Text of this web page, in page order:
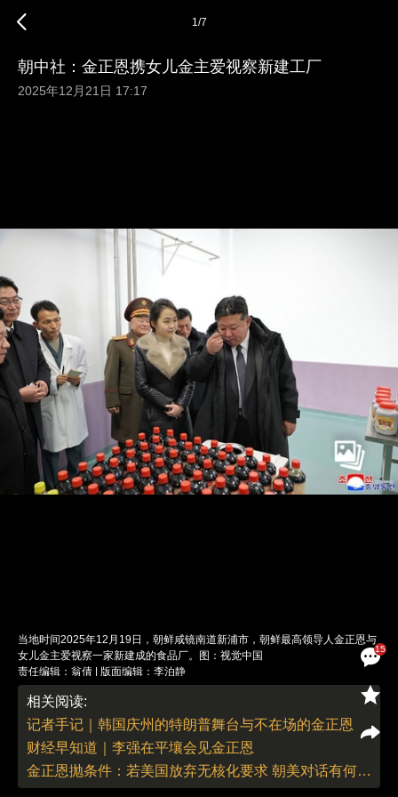
15
1/7
朝中社：金正恩携女儿金主爱视察新建工厂
2025年12月21日 17:17
当地时间2025年12月19日，朝鲜咸镜南道新浦市，朝鲜最高领导人金正恩与
女儿金主爱视察一家新建成的食品厂。图：视觉中国
责任编辑：翁倩 | 版面编辑：李泊静
相关阅读:
记者手记｜韩国庆州的特朗普舞台与不在场的金正恩
财经早知道｜李强在平壤会见金正恩
金正恩抛条件：若美国放弃无核化要求 朝美对话有何不可